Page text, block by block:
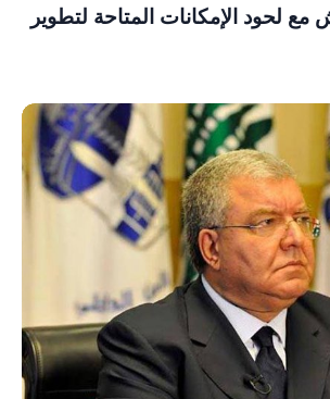
مع لحود الإمكانات المتاحة لتطوير